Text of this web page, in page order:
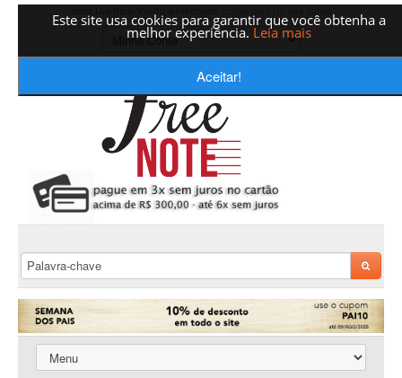
Este site usa cookies para garantir que você obtenha a
melhor experiência. Leia mais
Aceitar!